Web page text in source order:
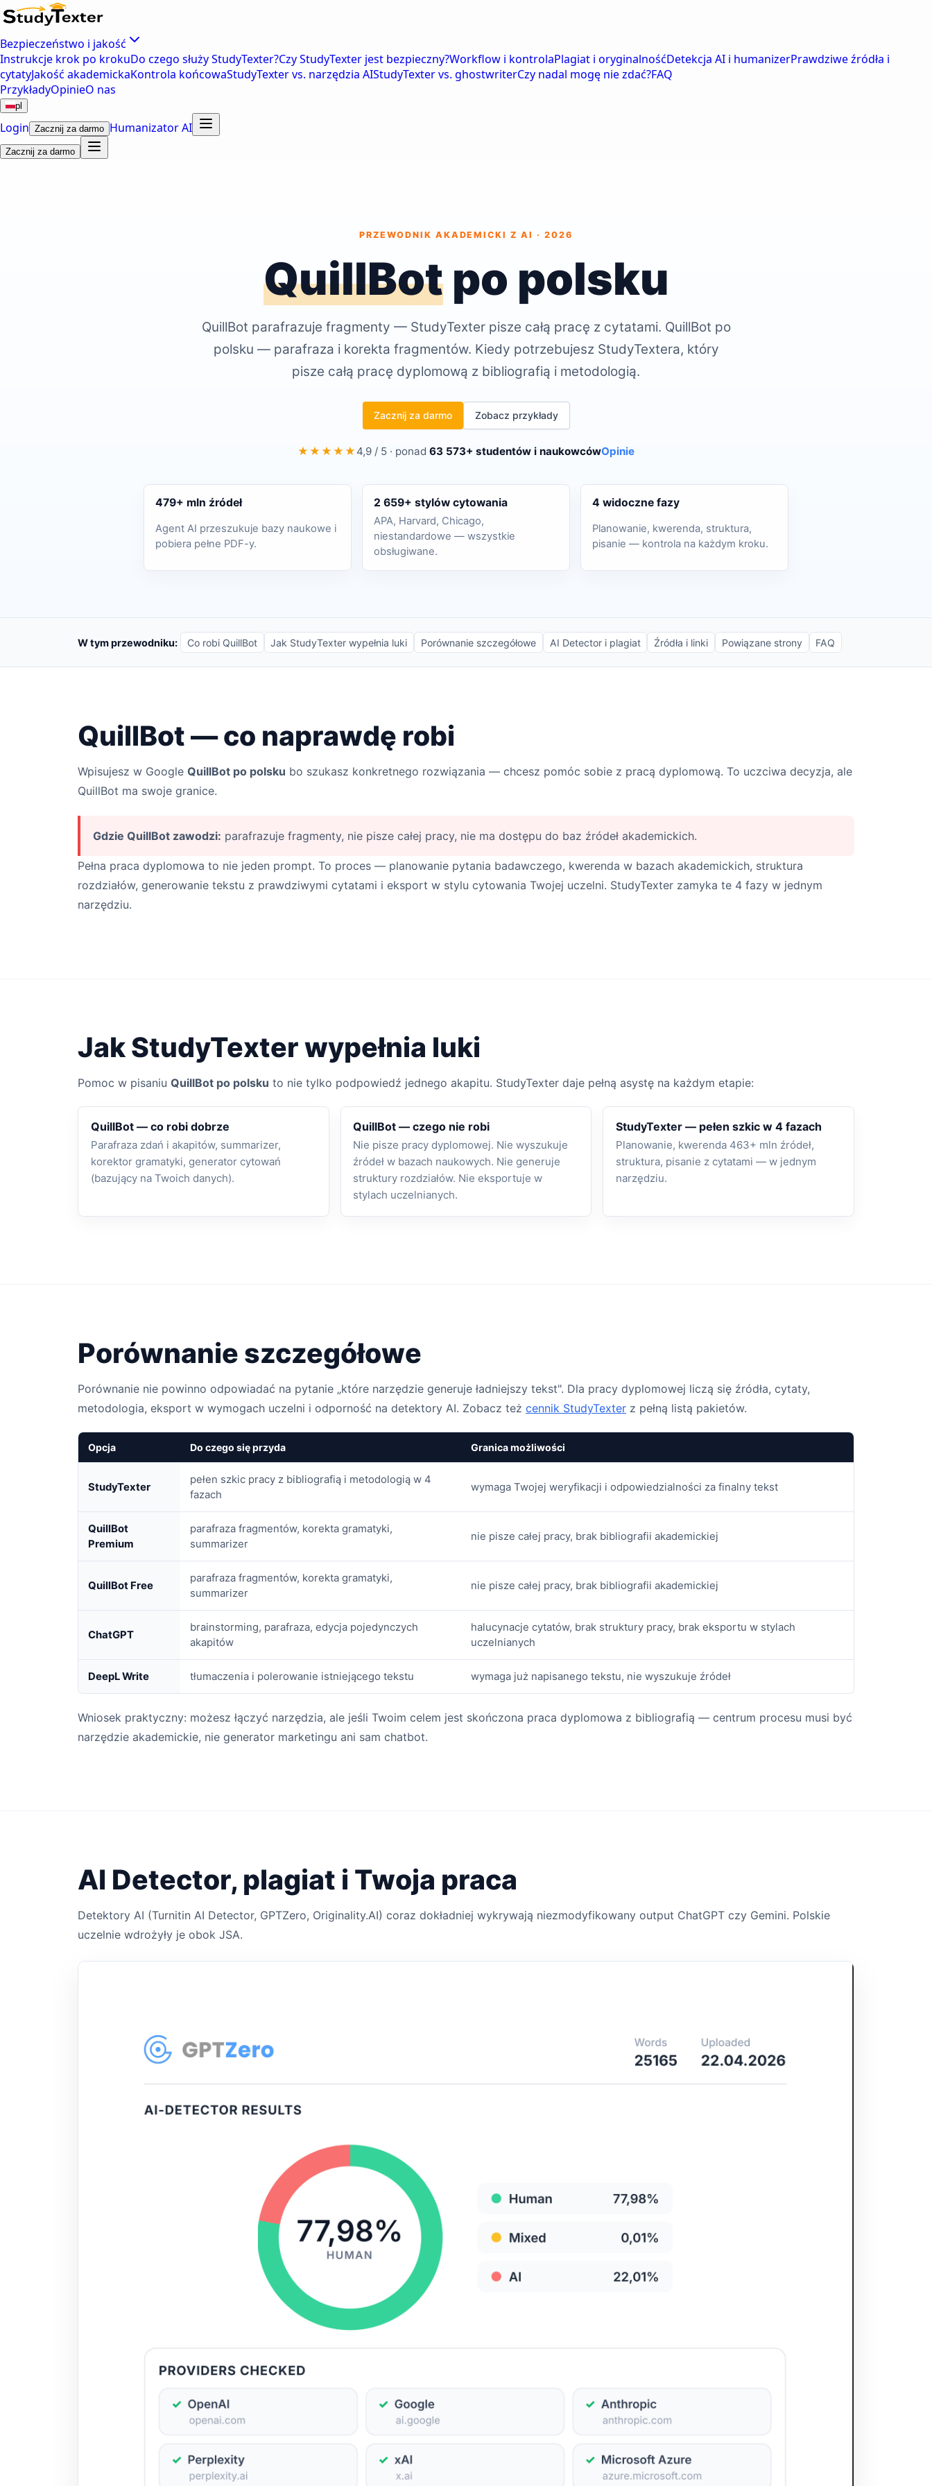
Bezpieczeństwo i jakość
Instrukcje krok po krokuDo czego służy StudyTexter?Czy StudyTexter jest bezpieczny?Workflow i kontrolaPlagiat i oryginalnośćDetekcja AI i humanizerPrawdziwe źródła i
cytatyJakość akademickaKontrola końcowaStudyTexter vs. narzędzia AIStudyTexter vs. ghostwriterCzy nadal mogę nie zdać?FAQ
PrzykładyOpinieO nas
pl
Login Zacznij za darmo Humanizator AI
Zacznij za darmo
PRZEWODNIK AKADEMICKI Z AI · 2026
QuillBotpo polsku
QuillBot parafrazuje fragmenty — StudyTexter pisze całą pracę z cytatami. QuillBot po
polsku — parafraza i korekta fragmentów. Kiedy potrzebujesz StudyTextera, który
pisze całą pracę dyplomową z bibliografią i metodologią.
Zacznij za darmo Zobacz przykłady
★★★★★ 4,9 / 5 · ponad 63 573+ studentów i naukowcówOpinie
479+ mln źródeł
Agent AI przeszukuje bazy naukowe i
pobiera pełne PDF-y.
2 659+ stylów cytowania
APA, Harvard, Chicago,
niestandardowe — wszystkie
obsługiwane.
4 widoczne fazy
Planowanie, kwerenda, struktura,
pisanie — kontrola na każdym kroku.
W tym przewodniku: Co robi QuillBot Jak StudyTexter wypełnia luki Porównanie szczegółowe AI Detector i plagiat Źródła i linki Powiązane strony FAQ
QuillBot — co naprawdę robi
Wpisujesz w Google QuillBot po polsku bo szukasz konkretnego rozwiązania — chcesz pomóc sobie z pracą dyplomową. To uczciwa decyzja, ale
QuillBot ma swoje granice.
Gdzie QuillBot zawodzi: parafrazuje fragmenty, nie pisze całej pracy, nie ma dostępu do baz źródeł akademickich.
Pełna praca dyplomowa to nie jeden prompt. To proces — planowanie pytania badawczego, kwerenda w bazach akademickich, struktura
rozdziałów, generowanie tekstu z prawdziwymi cytatami i eksport w stylu cytowania Twojej uczelni. StudyTexter zamyka te 4 fazy w jednym
narzędziu.
Jak StudyTexter wypełnia luki
Pomoc w pisaniu QuillBot po polsku to nie tylko podpowiedź jednego akapitu. StudyTexter daje pełną asystę na każdym etapie:
QuillBot — co robi dobrze
Parafraza zdań i akapitów, summarizer,
korektor gramatyki, generator cytowań
(bazujący na Twoich danych).
QuillBot — czego nie robi
Nie pisze pracy dyplomowej. Nie wyszukuje
źródeł w bazach naukowych. Nie generuje
struktury rozdziałów. Nie eksportuje w
stylach uczelnianych.
StudyTexter — pełen szkic w 4 fazach
Planowanie, kwerenda 463+ mln źródeł,
struktura, pisanie z cytatami — w jednym
narzędziu.
Porównanie szczegółowe
Porównanie nie powinno odpowiadać na pytanie „które narzędzie generuje ładniejszy tekst". Dla pracy dyplomowej liczą się źródła, cytaty,
metodologia, eksport w wymogach uczelni i odporność na detektory AI. Zobacz też cennik StudyTexter z pełną listą pakietów.
Opcja Do czego się przyda Granica możliwości
StudyTexter
pełen szkic pracy z bibliografią i metodologią w 4
fazach
wymaga Twojej weryfikacji i odpowiedzialności za finalny tekst
QuillBot
Premium
parafraza fragmentów, korekta gramatyki,
summarizer
nie pisze całej pracy, brak bibliografii akademickiej
QuillBot Free
parafraza fragmentów, korekta gramatyki,
summarizer
nie pisze całej pracy, brak bibliografii akademickiej
ChatGPT
brainstorming, parafraza, edycja pojedynczych
akapitów
halucynacje cytatów, brak struktury pracy, brak eksportu w stylach
uczelnianych
DeepL Write tłumaczenia i polerowanie istniejącego tekstu wymaga już napisanego tekstu, nie wyszukuje źródeł
Wniosek praktyczny: możesz łączyć narzędzia, ale jeśli Twoim celem jest skończona praca dyplomowa z bibliografią — centrum procesu musi być
narzędzie akademickie, nie generator marketingu ani sam chatbot.
AI Detector, plagiat i Twoja praca
Detektory AI (Turnitin AI Detector, GPTZero, Originality.AI) coraz dokładniej wykrywają niezmodyfikowany output ChatGPT czy Gemini. Polskie
uczelnie wdrożyły je obok JSA.